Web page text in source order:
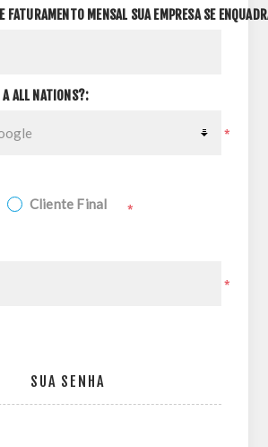
FATURAMENTO MENSAL SUA EMPRESA SE
A ALL NATIONS?:
*
Cliente Final *
*
SUA SENHA